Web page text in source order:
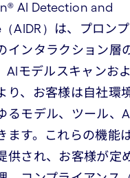
AI Detection and
AIDR）は、プロン
インタラクション層
AIモデルスキャンお
り、お客様は自社環
るモデル、ツール、
ます。これらの機能
供され、お客様が定